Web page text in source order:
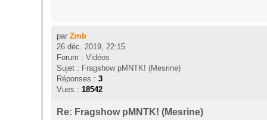
par Zmb
26 déc. 2019, 22:15
Forum : Vidéos
Sujet : Fragshow pMNTK! (Mesrine)
Réponses : 3
Vues : 18542
Re: Fragshow pMNTK! (Mesrine)